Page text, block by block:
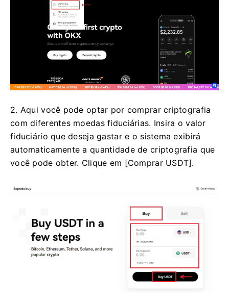
2. Aqui você pode optar por comprar criptografia
com diferentes moedas fiduciárias. Insira o valor
fiduciário que deseja gastar e o sistema exibirá
automaticamente a quantidade de criptografia que
você pode obter. Clique em [Comprar USDT].